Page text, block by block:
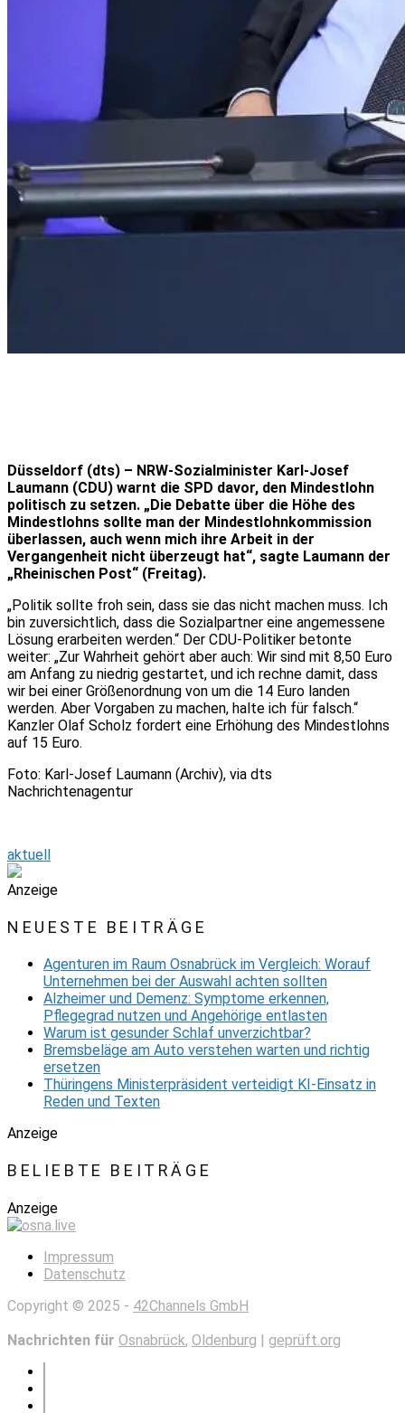
Düsseldorf (dts) – NRW-Sozialminister Karl-Josef
Laumann (CDU) warnt die SPD davor, den Mindestlohn
politisch zu setzen. „Die Debatte über die Höhe des
Mindestlohns sollte man der Mindestlohnkommission
überlassen, auch wenn mich ihre Arbeit in der
Vergangenheit nicht überzeugt hat“, sagte Laumann der
„Rheinischen Post“ (Freitag).
„Politik sollte froh sein, dass sie das nicht machen muss. Ich
bin zuversichtlich, dass die Sozialpartner eine angemessene
Lösung erarbeiten werden.“ Der CDU-Politiker betonte
weiter: „Zur Wahrheit gehört aber auch: Wir sind mit 8,50 Euro
am Anfang zu niedrig gestartet, und ich rechne damit, dass
wir bei einer Größenordnung von um die 14 Euro landen
werden. Aber Vorgaben zu machen, halte ich für falsch.“
Kanzler Olaf Scholz fordert eine Erhöhung des Mindestlohns
auf 15 Euro.
Foto: Karl-Josef Laumann (Archiv), via dts
Nachrichtenagentur
aktuell
Anzeige
NEUESTE BEITRÄGE
Agenturen im Raum Osnabrück im Vergleich: Worauf
Unternehmen bei der Auswahl achten sollten
Alzheimer und Demenz: Symptome erkennen,
Pflegegrad nutzen und Angehörige entlasten
Warum ist gesunder Schlaf unverzichtbar?
Bremsbeläge am Auto verstehen warten und richtig
ersetzen
Thüringens Ministerpräsident verteidigt KI-Einsatz in
Reden und Texten
Anzeige
BELIEBTE BEITRÄGE
Anzeige
Impressum
Datenschutz
Copyright © 2025 - 42Channels GmbH
Nachrichten für Osnabrück, Oldenburg | geprüft.org